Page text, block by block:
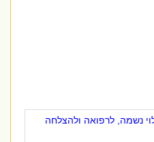
נשמה, לרפואה ולהצלחה